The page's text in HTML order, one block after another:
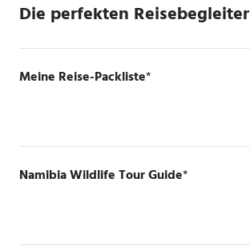
Die perfekten Reisebegleiter
Meine Reise-Packliste*
Namibia Wildlife Tour Guide*